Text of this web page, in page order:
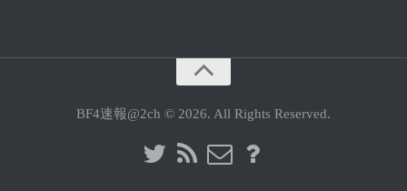
BF4速報@2ch © 2026. All Rights Reserved.